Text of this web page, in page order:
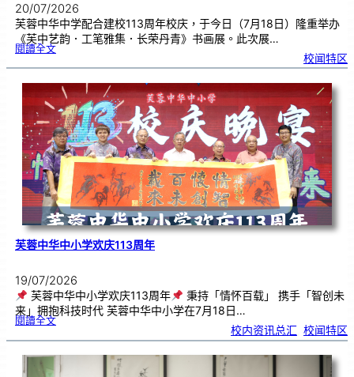
20/07/2026
芙蓉中华中学配合建校113周年校庆，于今日（7月18日）隆重举办
《芙中艺韵．工笔雅集．长荣丹青》书画展。此次展…
閱讀全文:《
艺
．
工
笔
雅
．
长
荣
丹
青
》
书
画
展
开
幕
校闻特区
芙蓉中华中小学欢庆113周年
19/07/2026
芙蓉中华中小学欢庆113周年
秉持「情怀百载」 携手「智创未
来」拥抱科技时代 芙蓉中华中小学在7月18日…
閱讀全文:芙
华
小
学
欢庆
校内资讯总汇 校闻特区